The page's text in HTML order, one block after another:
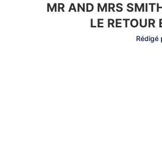
MR AND MRS
LE RETOUR
Rédigé